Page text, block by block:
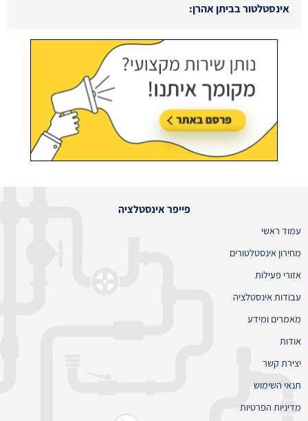
אינסטלטור בביתן אהרן:
פייפר אינסטלציה
עמוד ראשי
מחירון אינסטלטורים
אזורי פעילות
עבודות אינסטלציה
מאמרים ומידע
אודות
יצירת קשר
תנאי השימוש
מדיניות הפרטיות